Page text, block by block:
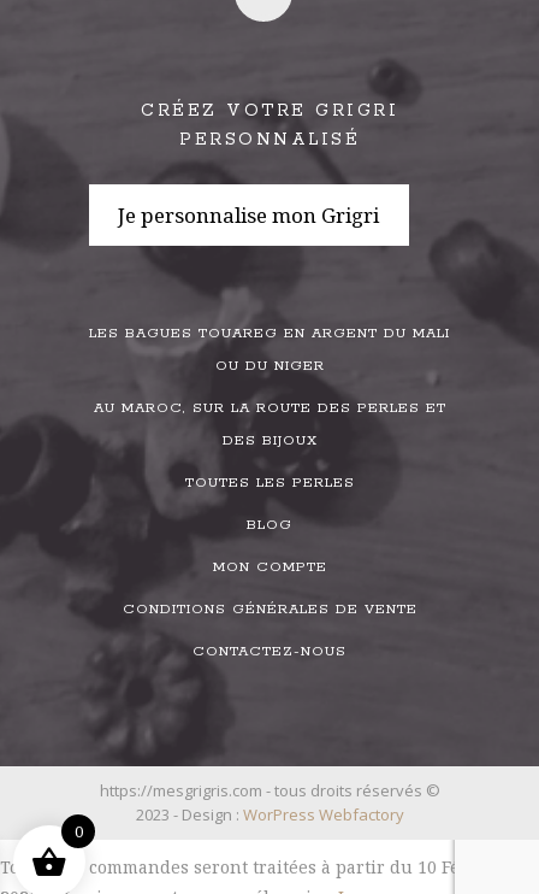
CRÉEZ VOTRE GRIGRI
PERSONNALISÉ
Je personnalise mon Grigri
LES BAGUES TOUAREG EN ARGENT DU MALI
OU DU NIGER
AU MAROC, SUR LA ROUTE DES PERLES ET
DES BIJOUX
TOUTES LES PERLES
BLOG
MON COMPTE
CONDITIONS GÉNÉRALES DE VENTE
CONTACTEZ-NOUS
https://mesgrigris.com - tous droits réservés ©
2023 - Design : WorPress Webfactory
Toutes les commandes seront traitées à partir du 10 Février
0